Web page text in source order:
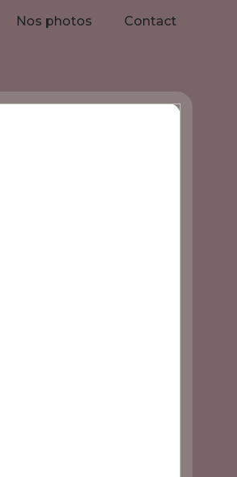
Nos photos Contact